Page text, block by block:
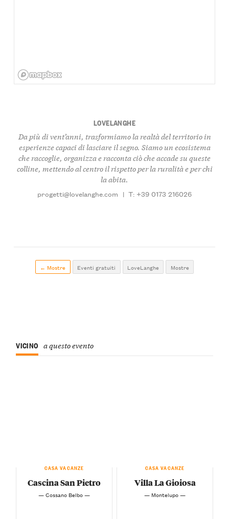
LOVELANGHE
Da più di vent’anni, trasformiamo la realtà del territorio in
esperienze capaci di lasciare il segno. Siamo un ecosistema
che raccoglie, organizza e racconta ciò che accade su queste
colline, mettendo al centro il rispetto per la ruralità e per chi
la abita.
progetti@lovelanghe.com | T: +39 0173 216026
← Mostre Eventi gratuiti LoveLanghe Mostre
VICINO a questo evento
CASA VACANZE
Cascina San Pietro
— Cossano Belbo —
CASA VACANZE
Villa La Gioiosa
— Montelupo —